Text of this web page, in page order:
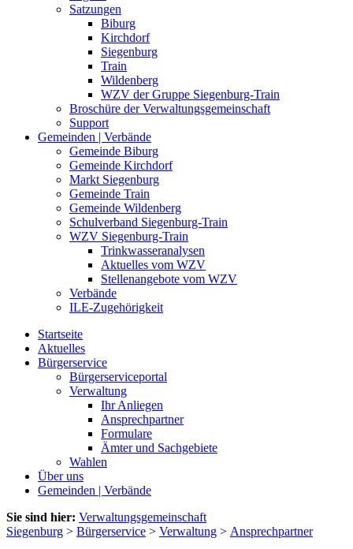
Satzungen
Biburg
Kirchdorf
Siegenburg
Train
Wildenberg
WZV der Gruppe Siegenburg-Train
Broschüre der Verwaltungsgemeinschaft
Support
Gemeinden | Verbände
Gemeinde Biburg
Gemeinde Kirchdorf
Markt Siegenburg
Gemeinde Train
Gemeinde Wildenberg
Schulverband Siegenburg-Train
WZV Siegenburg-Train
Trinkwasseranalysen
Aktuelles vom WZV
Stellenangebote vom WZV
Verbände
ILE-Zugehörigkeit
Startseite
Aktuelles
Bürgerservice
Bürgerserviceportal
Verwaltung
Ihr Anliegen
Ansprechpartner
Formulare
Ämter und Sachgebiete
Wahlen
Über uns
Gemeinden | Verbände
Sie sind hier: Verwaltungsgemeinschaft
Siegenburg > Bürgerservice > Verwaltung > Ansprechpartner